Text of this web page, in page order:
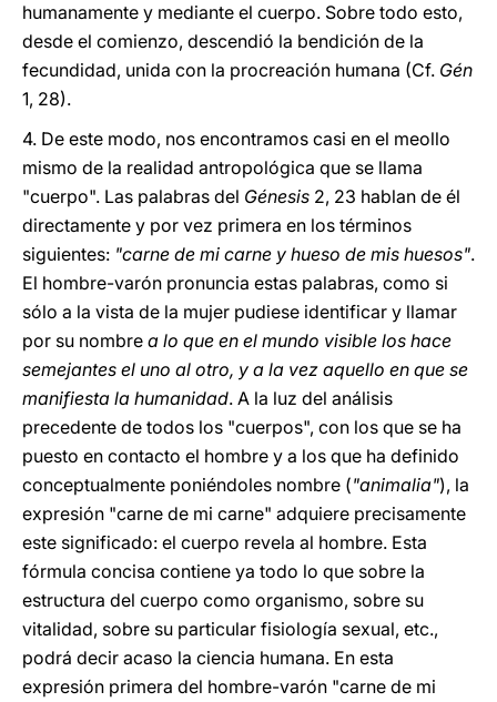
humanamente y mediante el cuerpo. Sobre todo esto,
desde el comienzo, descendió la bendición de la
fecundidad, unida con la procreación humana (Cf. Gén
1, 28).
4. De este modo, nos encontramos casi en el meollo
mismo de la realidad antropológica que se llama
"cuerpo". Las palabras del Génesis 2, 23 hablan de él
directamente y por vez primera en los términos
siguientes: "carne de mi carne y hueso de mis huesos".
El hombre-varón pronuncia estas palabras, como si
sólo a la vista de la mujer pudiese identificar y llamar
por su nombre a lo que en el mundo visible los hace
semejantes el uno al otro, y a la vez aquello en que se
manifiesta la humanidad. A la luz del análisis
precedente de todos los "cuerpos", con los que se ha
puesto en contacto el hombre y a los que ha definido
conceptualmente poniéndoles nombre ("animalia"), la
expresión "carne de mi carne" adquiere precisamente
este significado: el cuerpo revela al hombre. Esta
fórmula concisa contiene ya todo lo que sobre la
estructura del cuerpo como organismo, sobre su
vitalidad, sobre su particular fisiología sexual, etc.,
podrá decir acaso la ciencia humana. En esta
expresión primera del hombre-varón "carne de mi